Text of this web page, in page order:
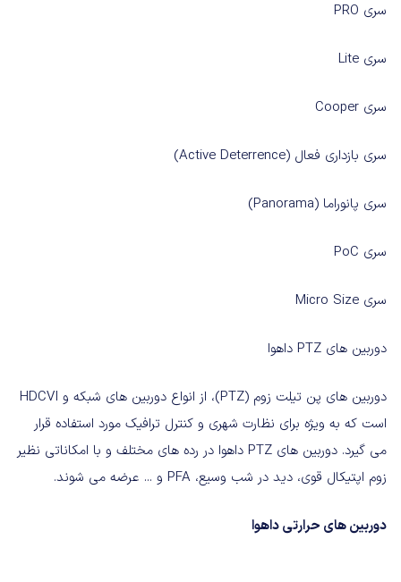
سری
سری
سری
سری بازداری فعال (Active Deterrence)
سری پانوراما (Panorama)
سری
سری
دوربین های داهوا
دوربین های پن تیلت زوم (PTZ) ، از انواع دوربین های شبکه و
است که به ویژه برای نظارت شهری و کنترل ترافیک مورد استفاده قرار
می گیرد. دوربین های
داهوا در رده های مختلف و با امکاناتی نظیر
زوم اپتیکال قوی، دید در شب وسیع،
و ... عرضه می شوند.
دوربینهای حرارتیداهوا